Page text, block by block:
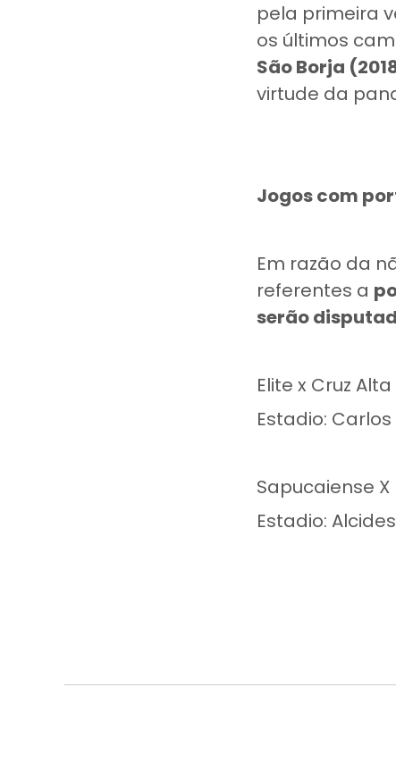
pela primeira
os últimos
São Borja
virtude da
Jogos com
Em razão da
referentes a
serão
Elite x Cruz Alta
Estadio:
Sapucaiense
Estadio: